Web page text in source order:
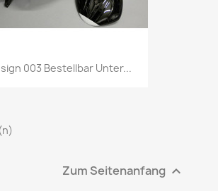
003 Bestellbar Unter...
Zum Seitenanfang 